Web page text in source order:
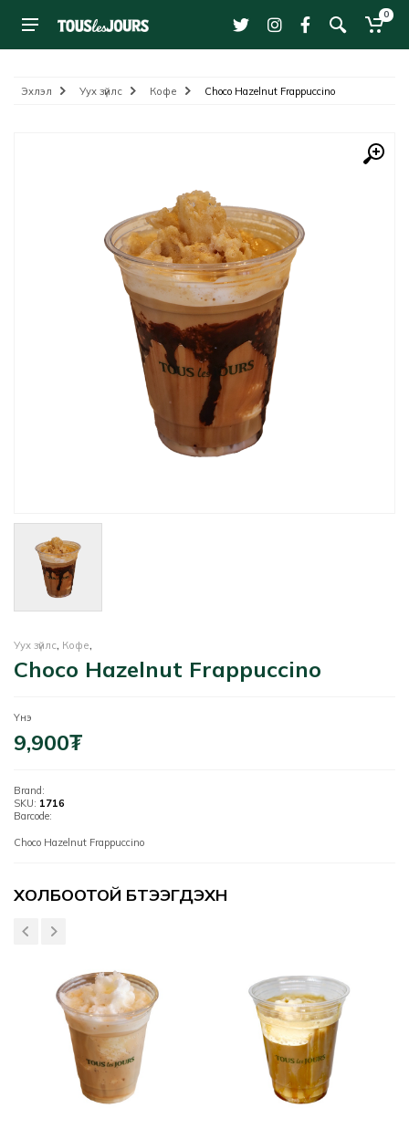
0
Эхлэл Уух зүйлс Кофе Choco Hazelnut Frappuccino
Уух зүйлс, Кофе,
Choco Hazelnut Frappuccino
Үнэ
9,900₮
Brand:
SKU: 1716
Barcode:
Choco Hazelnut Frappuccino
Үзүүлэлтүүд
ХОЛБООТОЙ БҮТЭЭГДЭХҮҮН